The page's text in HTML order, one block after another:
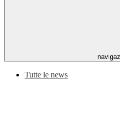
Tutte le news